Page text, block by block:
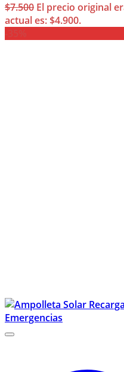
$7.500 El precio original
actual es: $4.900.